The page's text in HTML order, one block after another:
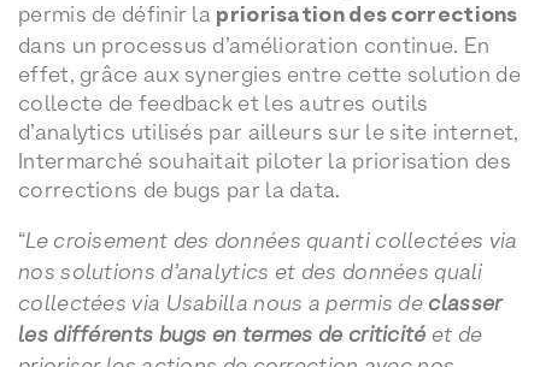
permis de définir la priorisation des corrections
dans un processus d’amélioration continue. En
effet, grâce aux synergies entre cette solution de
collecte de feedback et les autres outils
d’analytics utilisés par ailleurs sur le site internet,
Intermarché souhaitait piloter la priorisation des
corrections de bugs par la data.
“Le croisement des données quanti collectées via
nos solutions d’analytics et des données quali
collectées via Usabilla nous a permis de classer
les différents bugs en termes de criticité et de